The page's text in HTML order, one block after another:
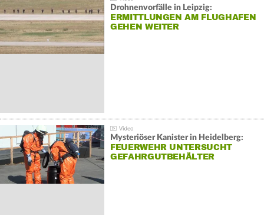
Drohnenvorfälle in Leipzig:
ERMITTLUNGEN AM FLUGHAFEN
GEHEN WEITER
Mysteriöser Kanister in Heidelberg:
FEUERWEHR UNTERSUCHT
GEFAHRGUTBEHÄLTER